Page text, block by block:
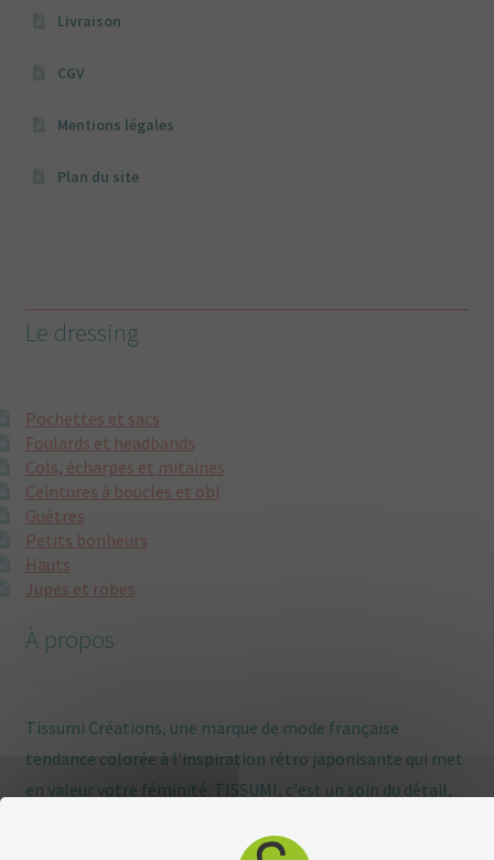
Livraison
CGV
Mentions légales
Plan du site
Le dressing
Pochettes et sacs
Foulards et headbands
Cols, écharpes et mitaines
Ceintures à boucles et obi
Guêtres
Petits bonheurs
Hauts
Jupes et robes
À propos
Tissumi Créations, une marque de mode française
tendance colorée à l'inspiration rétro japonisante qui met
en valeur votre féminité. TISSUMI, c'est un soin du détail,
porter, pour se parer, être enviée, s'inventer ! Robes rétros